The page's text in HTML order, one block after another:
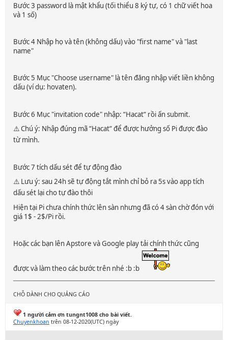
Bước 3 password là mật khẩu (tối thiểu 8 ký tự, có 1 chữ viết hoa
và 1 số)
Bước 4 Nhập họ và tên (không dấu) vào "first name" và "last
name"
Bước 5 Mục "Choose username" là tên đăng nhập viết liền không
dấu (ví dụ: hovaten).
Bước 6 Mục "invitation code" nhập: “Hacat“ rồi ấn submit.
⚠️ Chú ý: Nhập đúng mã “Hacat“ để được hưởng số Pi được đào
từ mình.
Bước 7 tích dấu sét để tự động đào
⚠️ Lưu ý: sau 24h sẽ tự động tắt mình chỉ bỏ ra 5s vào app tích
dấu sét lại cho tự đào thôi
Hiện tại Pi chưa chính thức lên sàn nhưng đã có 4 sàn chờ đón với
giá 1$ - 2$/Pi rồi.
Hoặc các bạn lên Apstore và Google play tải chính thức cũng
được và làm theo các bước trên nhé :b :b
CHỖ DÀNH CHO QUẢNG CÁO
1 người cảm ơn tungnt1008 cho bài viết.
Chuyenkhoan trên 08-12-2020(UTC) ngày